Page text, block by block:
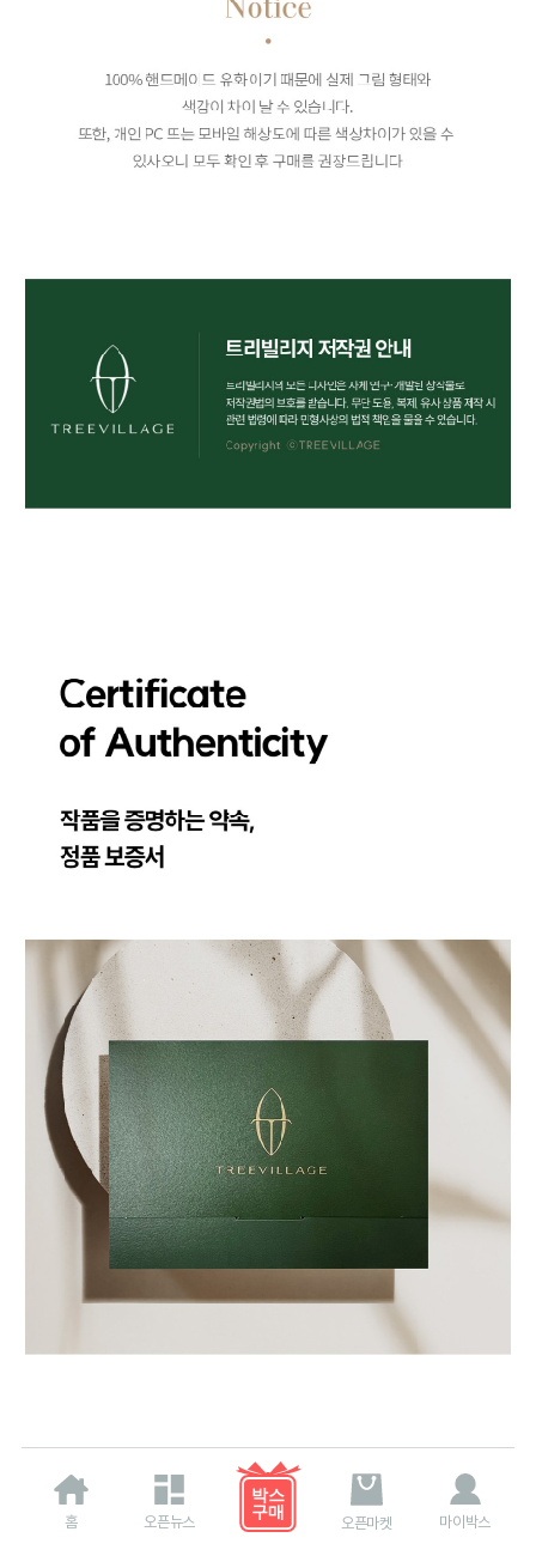
홈 오픈뉴스 오픈마켓 마이박스